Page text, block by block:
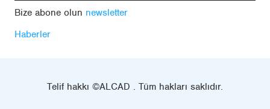
Bize abone olun newsletter
Haberler
Telif hakkı ©ALCAD . Tüm hakları saklıdır.